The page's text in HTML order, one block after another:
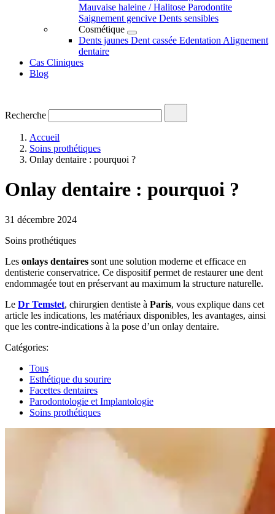
Mauvaise haleine / Halitose Parodontite
Saignement gencive Dents sensibles
Cosmétique
Dents jaunes Dent cassée Edentation Alignement
dentaire
Cas Cliniques
Blog
Recherche
Accueil
Soins prothétiques
Onlay dentaire : pourquoi ?
Onlay dentaire : pourquoi ?
31 décembre 2024
Soins prothétiques
Les onlays dentaires sont une solution moderne et efficace en
dentisterie conservatrice. Ce dispositif permet de restaurer une dent
endommagée tout en préservant au maximum la structure naturelle.
Le Dr Temstet, chirurgien dentiste à Paris, vous explique dans cet
article les indications, les matériaux disponibles, les avantages, ainsi
que les contre-indications à la pose d’un onlay dentaire.
Catégories:
Tous
Esthétique du sourire
Facettes dentaires
Parodontologie et Implantologie
Soins prothétiques